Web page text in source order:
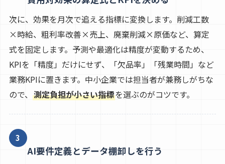
次に、効果を月次で追える指標に変換します。削減工数
×時給、粗利率改善×売上、廃棄削減×原価など、算定
式を固定します。予測や最適化は精度が変動するため、
KPIを「精度」だけにせず、「欠品率」「残業時間」など
業務KPIに置きます。中小企業では担当者が兼務しがちな
ので、 測定負担が小さい指標を選ぶのがコツです。
3
AI要件定義とデータ棚卸しを行う